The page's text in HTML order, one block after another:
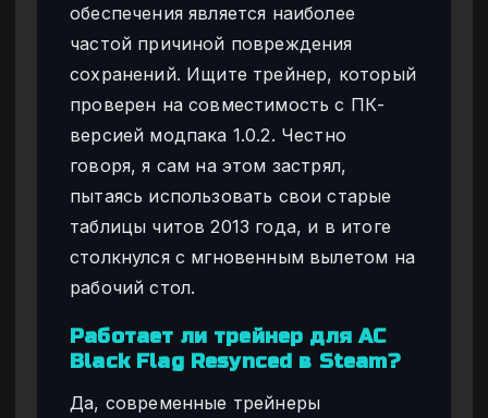
обеспечения является наиболее
частой причиной повреждения
сохранений. Ищите трейнер, который
проверен на совместимость с ПК-
версией модпака 1.0.2. Честно
говоря, я сам на этом застрял,
пытаясь использовать свои старые
таблицы читов 2013 года, и в итоге
столкнулся с мгновенным вылетом на
рабочий стол.
Работает ли трейнер для AC
Black Flag Resynced в Steam?
Да, современные трейнеры